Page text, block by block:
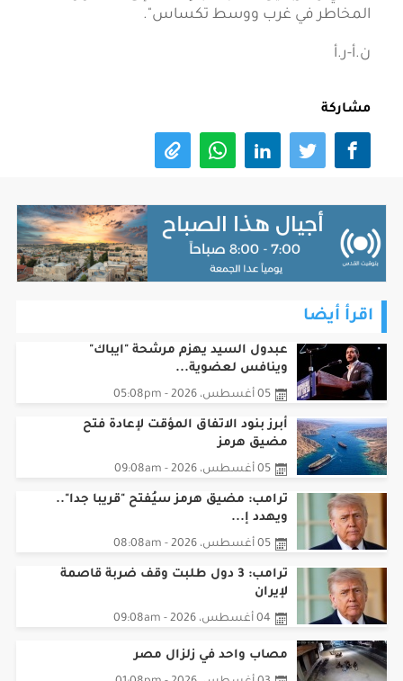
المخاطر في غرب ووسط تكساس".
ن.أ-ر.أ
مشاركة
اقرأ أيضا
عبدول السيد يهزم مرشحة "ايباك"
وينافس لعضوية...
05 أغسطس، 2026 - 05:08pm
أبرز بنود الاتفاق المؤقت لإعادة فتح
مضيق هرمز
05 أغسطس، 2026 - 09:08am
ترامب: مضيق هرمز سيُفتح "قريبا جدا"..
ويهدد إ...
05 أغسطس، 2026 - 08:08am
ترامب: 3 دول طلبت وقف ضربة قاصمة
لإيران
04 أغسطس، 2026 - 09:08am
مصاب واحد في زلزال مصر